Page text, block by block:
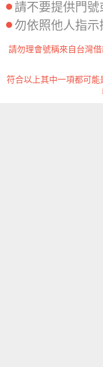
請不要提供門號
勿依照他人指示
請勿理會號稱來自台灣
符合以上其中一項都可能